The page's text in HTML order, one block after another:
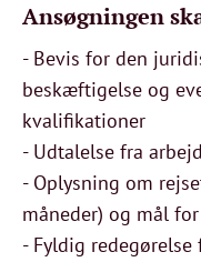
Ansøgningen
- Bevis for den
beskæftigelse og
kvalifikationer
- Udtalelse fra
- Oplysning om
måneder) og mål
- Fyldig